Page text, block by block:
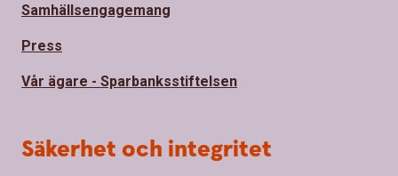
Samhällsengagemang
Press
Vår ägare - Sparbanksstiftelsen
Säkerhet och integritet